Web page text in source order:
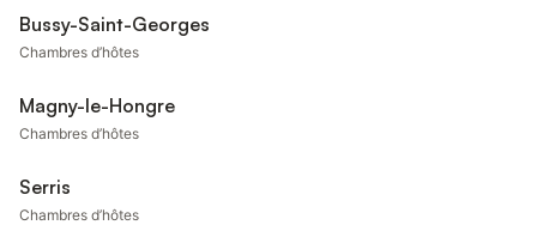
Bussy-Saint-Georges
Chambres d’hôtes
Magny-le-Hongre
Chambres d’hôtes
Serris
Chambres d’hôtes